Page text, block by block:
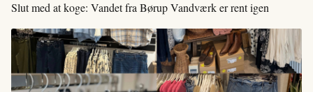
Slut med at koge: Vandet fra Børup Vandværk er rent igen